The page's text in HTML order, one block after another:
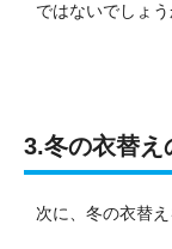
ではないでしょう
3.冬の衣替え
次に、冬の衣替